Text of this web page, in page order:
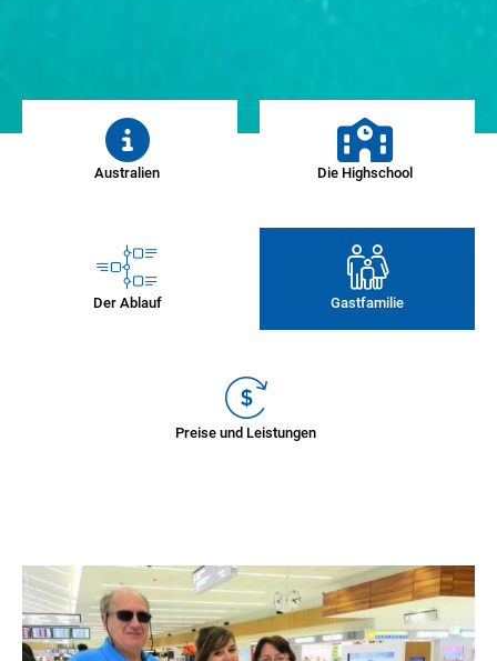
Australien Die Highschool
Der Ablauf Gastfamilie
Preise und Leistungen